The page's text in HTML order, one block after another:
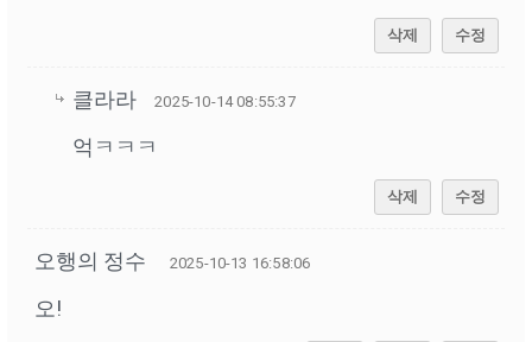
삭제 수정
클라라 2025-10-14 08:55:37
억ㅋㅋㅋ
삭제 수정
오행의 정수 2025-10-13 16:58:06
오!